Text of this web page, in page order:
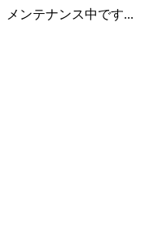
メンテナンス中です...